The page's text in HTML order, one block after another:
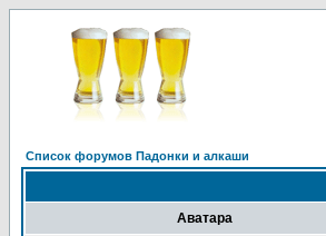
Список форумов Падонки и алкаши
Аватара